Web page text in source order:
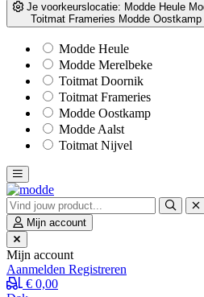
Je voorkeurslocatie: Modde Heule
Toitmat Frameries Modde Oostkamp
Modde Heule
Modde Merelbeke
Toitmat Doornik
Toitmat Frameries
Modde Oostkamp
Modde Aalst
Toitmat Nijvel
Mijn account
Mijn account
Aanmelden Registreren
€ 0,00